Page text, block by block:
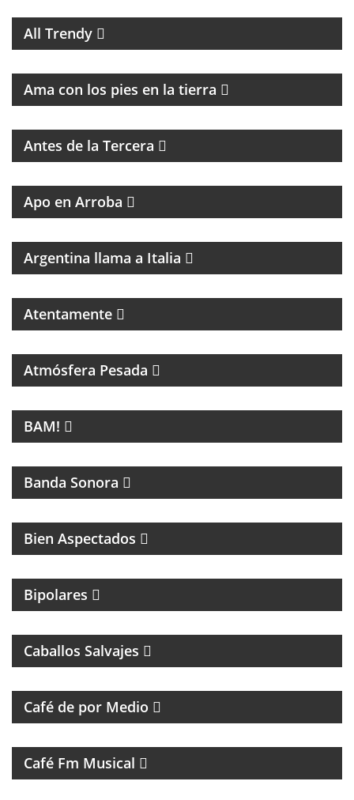
All Trendy
PROGRAMA DE ESPIRITUALIDAD CON MARCIA
Ama con los pies en la tierra
MAGAZINE DE ENTRETENIMIENTO CON
Antes de la Tercera
GRAN PROPUESTA DEL GRAN REFERENTE DEL
Apo en Arroba
Argentina llama a Italia
Atentamente
PROGRAMA DEDICADO A LA MÚSICA DE SANDRO Y
Atmósfera Pesada
LA NUEVA MÚSICA DE BUENOS AIRES SE LLAMA
BAM!
Banda Sonora
Bien Aspectados
Bipolares
PROGRAMA DE ROCK CON ANÉCDOTAS EN
Caballos Salvajes
Café de por Medio
Café Fm Musical